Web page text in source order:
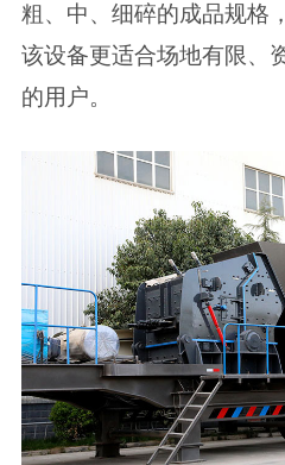
粗、中、细碎的成品规格
该设备更适合场地有限、
的用户。